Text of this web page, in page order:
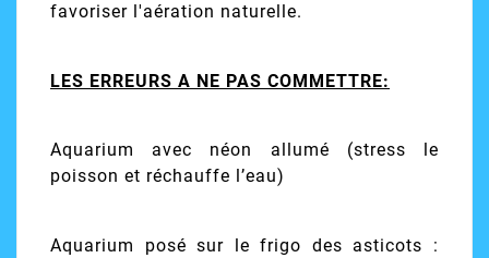
favoriser l'aération naturelle.
LES ERREURS A NE PAS COMMETTRE:
Aquarium avec néon allumé (stress le
poisson et réchauffe l’eau)
Aquarium posé sur le frigo des asticots :